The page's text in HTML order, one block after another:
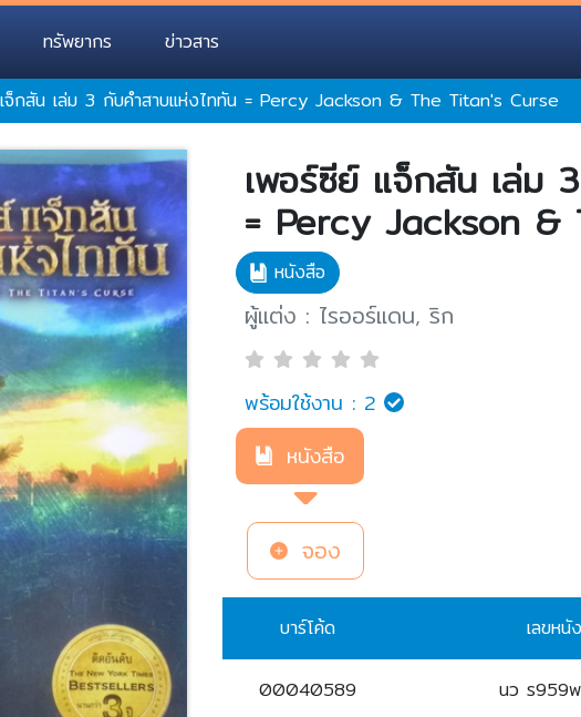
ทรัพยากร ข่าวสาร
จ็กสัน เล่ม 3 กับคำสาบแห่งไททัน = Percy Jackson & The Titan's Curse
เพอร์ซีย์ แจ็กสัน เล่ม
= Percy Jackson &
หนังสือ
ผู้แต่ง : ไรออร์แดน, ริก
พร้อมใช้งาน : 2
หนังสือ
จอง
บาร์โค้ด เลขหนั
00040589 นว ร959